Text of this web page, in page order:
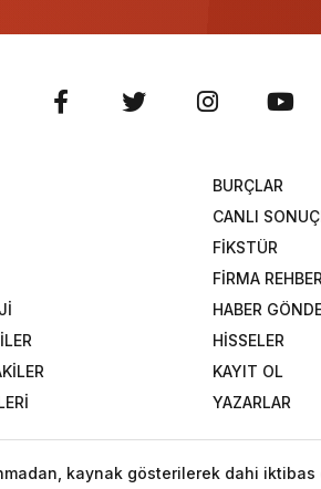
BURÇLAR
CANLI
FİKSTÜR
FİRMA
HABER
HİSSELER
KAYIT OL
YAZARLAR
kaynak gösterilerek dahi iktibas